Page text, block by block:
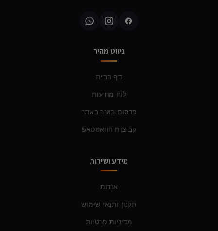
ניווט מהיר
דף הבית
לוח מודעות
פרסום באנר באתר
קבוצות הוואטסאפ
מידע ושירות
אודות
תקנון ותנאי שימוש
מדיניות פרטיות